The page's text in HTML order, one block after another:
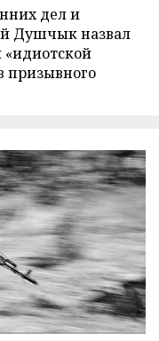
дел и
Душчык назвал
призывного